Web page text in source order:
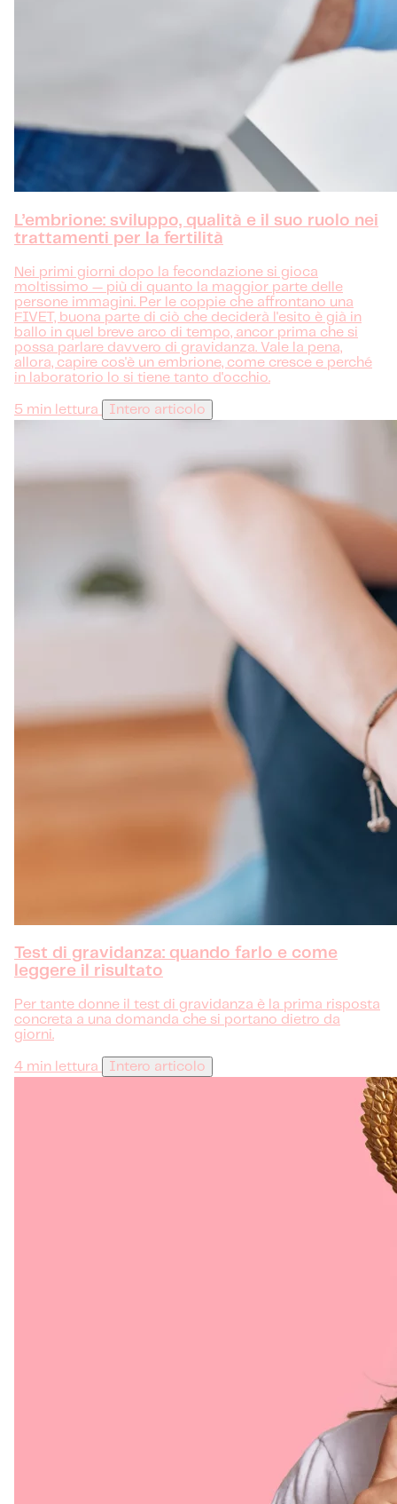
L’embrione: sviluppo, qualità e il suo ruolo nei
trattamenti per la fertilità
Nei primi giorni dopo la fecondazione si gioca
moltissimo — più di quanto la maggior parte delle
persone immagini. Per le coppie che affrontano una
FIVET, buona parte di ciò che deciderà l'esito è già in
ballo in quel breve arco di tempo, ancor prima che si
possa parlare davvero di gravidanza. Vale la pena,
allora, capire cos'è un embrione, come cresce e perché
in laboratorio lo si tiene tanto d'occhio.
5 min lettura Intero articolo
Test di gravidanza: quando farlo e come
leggere il risultato
Per tante donne il test di gravidanza è la prima risposta
concreta a una domanda che si portano dietro da
giorni.
4 min lettura Intero articolo